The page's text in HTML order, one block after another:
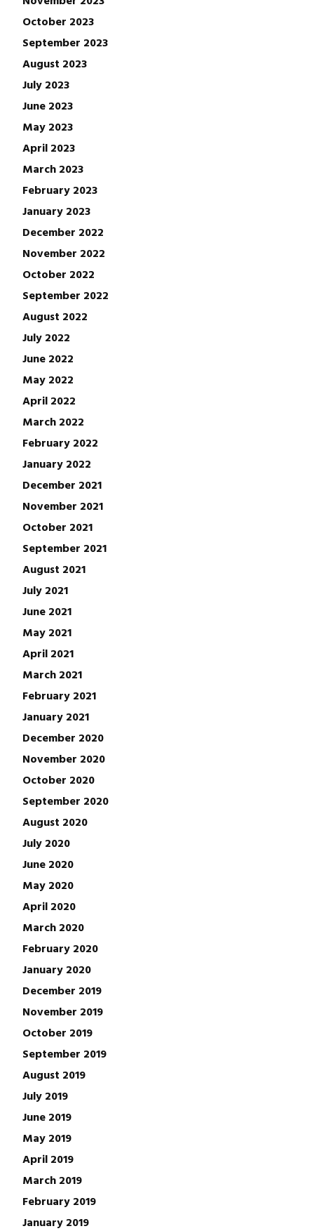
October 2023
September 2023
August 2023
July 2023
June 2023
May 2023
April 2023
March 2023
February 2023
January 2023
December 2022
November 2022
October 2022
September 2022
August 2022
July 2022
June 2022
May 2022
April 2022
March 2022
February 2022
January 2022
December 2021
November 2021
October 2021
September 2021
August 2021
July 2021
June 2021
May 2021
April 2021
March 2021
February 2021
January 2021
December 2020
November 2020
October 2020
September 2020
August 2020
July 2020
June 2020
May 2020
April 2020
March 2020
February 2020
January 2020
December 2019
November 2019
October 2019
September 2019
August 2019
July 2019
June 2019
May 2019
April 2019
March 2019
February 2019
January 2019